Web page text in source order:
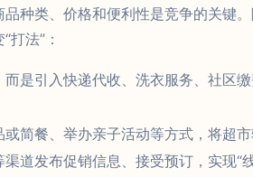
种类、价格和便利性是竞争的关键
法”：
是引入快递代收、洗衣服务、社区
简餐、举办亲子活动等方式，将超
道发布促销信息、接受预订，实现“